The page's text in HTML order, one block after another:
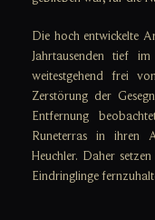
Die hoch entwickelte
Jahrtausenden tief
weitestgehend frei
Zerstörung der
Entfernung
Runeterras in ihren
Heuchler. Daher
Eindringlinge